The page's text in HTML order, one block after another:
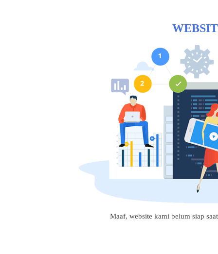
Maaf, website kami belum siap